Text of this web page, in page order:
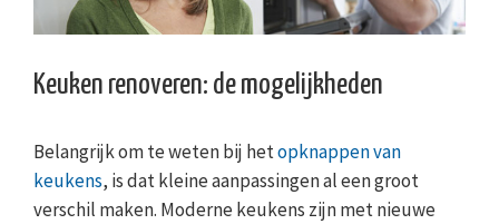
Keuken renoveren: de mogelijkheden
Belangrijk om te weten bij hetopknappen van
keukens, is dat kleine aanpassingen al een groot
verschil maken. Moderne keukens zijn met nieuwe